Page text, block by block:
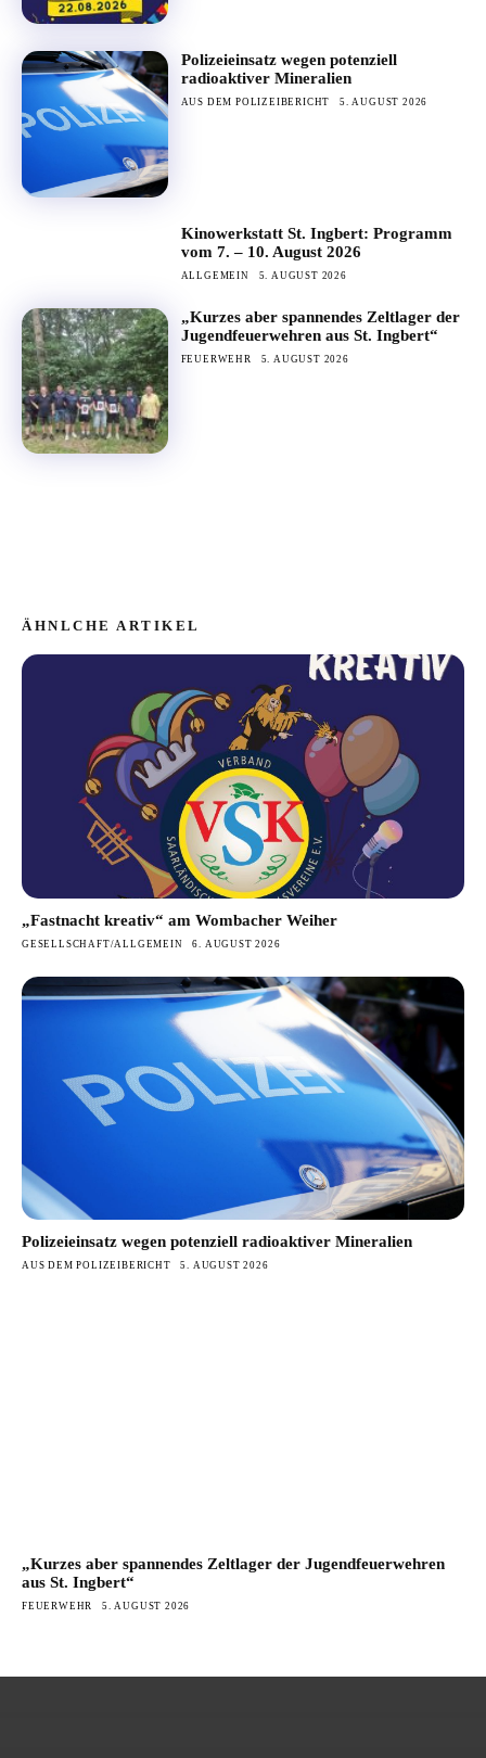
Polizeieinsatz wegen potenziell
radioaktiver Mineralien
AUS DEM POLIZEIBERICHT 5. AUGUST 2026
Kinowerkstatt St. Ingbert: Programm
vom 7. – 10. August 2026
ALLGEMEIN 5. AUGUST 2026
„Kurzes aber spannendes Zeltlager der
Jugendfeuerwehren aus St. Ingbert“
FEUERWEHR 5. AUGUST 2026
ÄHNLCHE ARTIKEL
„Fastnacht kreativ“ am Wombacher Weiher
GESELLSCHAFT/ALLGEMEIN 6. AUGUST 2026
Polizeieinsatz wegen potenziell radioaktiver Mineralien
AUS DEM POLIZEIBERICHT 5. AUGUST 2026
„Kurzes aber spannendes Zeltlager der Jugendfeuerwehren
aus St. Ingbert“
FEUERWEHR 5. AUGUST 2026